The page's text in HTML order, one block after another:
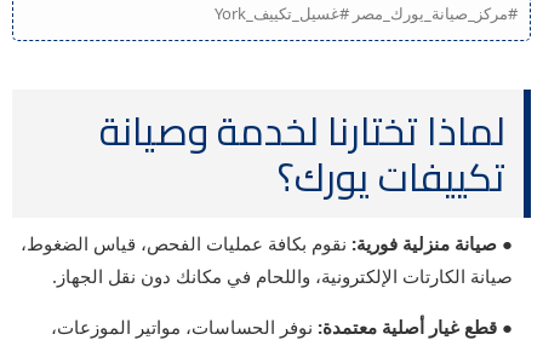
#مركز_صيانة_يورك_مصر #غسيل_تكييف_York
لماذا تختارنا لخدمة وصيانة
تكييفات يورك؟
● صيانة منزلية فورية: نقوم بكافة عمليات الفحص، قياس الضغوط،
صيانة الكارتات الإلكترونية، واللحام في مكانك دون نقل الجهاز.
● قطع غيار أصلية معتمدة: نوفر الحساسات، مواتير الموزعات،